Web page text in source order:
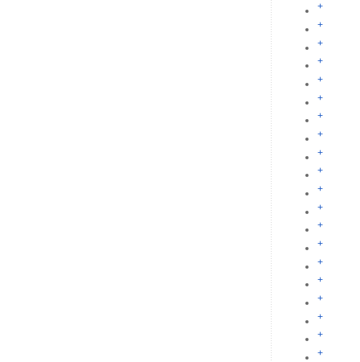
+
+
+
+
+
+
+
+
+
+
+
+
+
+
+
+
+
+
+
+